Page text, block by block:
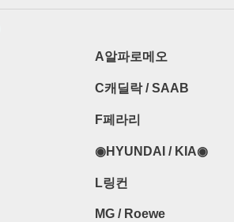
A알파로메오
C캐딜락 / SAAB
F페라리
◉HYUNDAI / KIA◉
L링컨
MG / Roewe